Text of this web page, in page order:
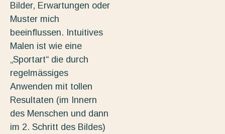
Bilder, Erwartungen oder
Muster mich
beeinflussen. Intuitives
Malen ist wie eine
„Sportart“ die durch
regelmässiges
Anwenden mit tollen
Resultaten (im Innern
des Menschen und dann
im 2. Schritt des Bildes)